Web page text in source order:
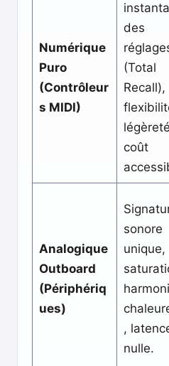
Numérique
Puro
(Contrôleur
s MIDI)
des
(Total
Recall),
coût
Analogique
Outboard
(Périphériq
ues)
sonore
unique,
,
nulle.